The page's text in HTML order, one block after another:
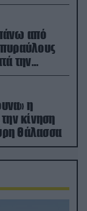
από
την
η
κίνηση
Θάλασσα